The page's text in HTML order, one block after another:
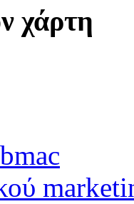
χάρτη